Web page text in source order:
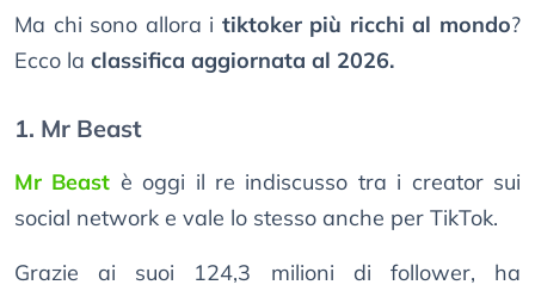
Ma chi sono allora i tiktoker più ricchi al mondo?
Ecco la classifica aggiornata al 2026.
1. Mr Beast
Mr Beast è oggi il re indiscusso tra i creator sui
social network e vale lo stesso anche per TikTok.
Grazie ai suoi 124,3 milioni di follower, ha